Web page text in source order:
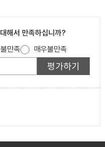
해서 만족하십니까?
불만족 매우불만족